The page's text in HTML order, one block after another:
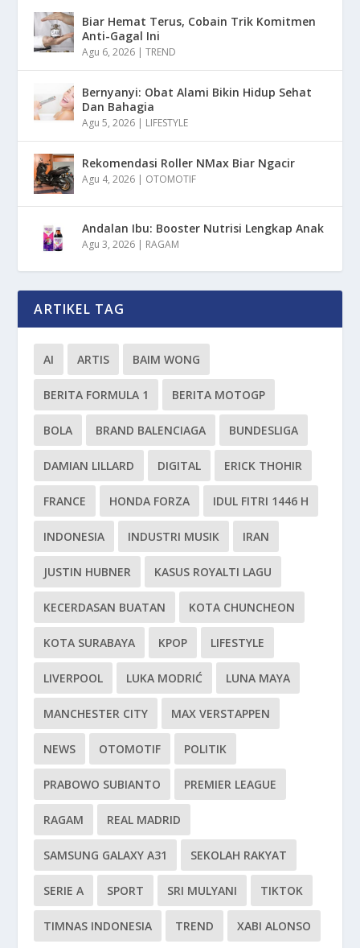
Biar Hemat Terus, Cobain Trik Komitmen
Anti-Gagal Ini
Agu 6, 2026 |TREND
Bernyanyi: Obat Alami Bikin Hidup Sehat
Dan Bahagia
Agu 5, 2026 | LIFESTYLE
Rekomendasi Roller NMax Biar Ngacir
Agu 4, 2026 | OTOMOTIF
Andalan Ibu: Booster Nutrisi Lengkap Anak
Agu 3, 2026 | RAGAM
ARTIKEL TAG
AI ARTIS BAIM WONG
BERITA FORMULA 1 BERITA MOTOGP
BOLA BRAND BALENCIAGA BUNDESLIGA
DAMIAN LILLARD DIGITAL ERICK THOHIR
FRANCE HONDA FORZA IDUL FITRI 1446 H
INDONESIA INDUSTRI MUSIK IRAN
JUSTIN HUBNER KASUS ROYALTI LAGU
KECERDASAN BUATAN KOTA CHUNCHEON
KOTA SURABAYA KPOP LIFESTYLE
LIVERPOOL LUKA MODRIĆ LUNA MAYA
MANCHESTER CITY MAX VERSTAPPEN
NEWS OTOMOTIF POLITIK
PRABOWO SUBIANTO PREMIER LEAGUE
RAGAM REAL MADRID
SAMSUNG GALAXY A31 SEKOLAH RAKYAT
SERIE A SPORT SRI MULYANI TIKTOK
TIMNAS INDONESIA TREND XABI ALONSO